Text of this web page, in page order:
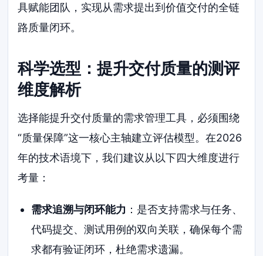
具赋能团队，实现从需求提出到价值交付的全链
路质量闭环。
科学选型：提升交付质量的测评
维度解析
选择能提升交付质量的需求管理工具，必须围绕
“质量保障”这一核心主轴建立评估模型。在2026
年的技术语境下，我们建议从以下四大维度进行
考量：
需求追溯与闭环能力 ：是否支持需求与任务、
代码提交、测试用例的双向关联，确保每个需
求都有验证闭环，杜绝需求遗漏。